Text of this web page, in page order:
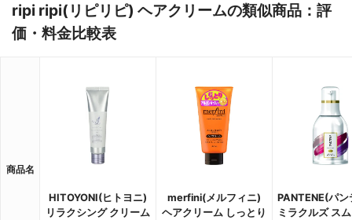
ripi ripi(リピリピ) ヘアクリームの類似商品：評
価・料金比較表
商品名
HITOYONI(ヒトヨニ)
リラクシング クリーム
merfini(メルフィニ)
ヘアクリーム しっとり
PANTENE(パン
ミラクルズ ス